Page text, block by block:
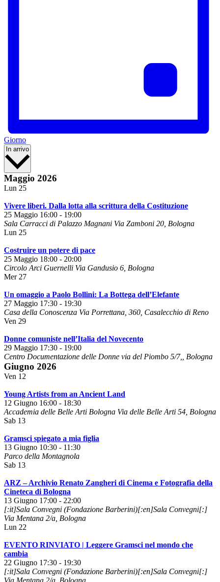
Giorno
In arrivo Seleziona
Maggio 2026
Lun 25
Vivere liberi. Dalla lotta alla scrittura della Costituzione
25 Maggio 16:00 - 19:00
Sala Carracci di Palazzo Magnani Via Zamboni 20, Bologna
Lun 25
Costruire un potere di pace
25 Maggio 18:00 - 20:00
Circolo Arci Guernelli Via Gandusio 6, Bologna
Mer 27
Un omaggio a Paolo Bollini: La Bottega dell’Elefante
27 Maggio 17:30 - 19:30
Casa della Conoscenza Via Porrettana, 360, Casalecchio di Reno
Ven 29
Donne comuniste nell’Italia del Novecento
29 Maggio 17:30 - 19:00
Centro Documentazione delle Donne via del Piombo 5/7,, Bologna
Giugno 2026
Ven 12
Young Artists from an Ancient Land
12 Giugno 16:00 - 18:30
Accademia delle Belle Arti Bologna Via delle Belle Arti 54, Bologna
Sab 13
Gramsci spiegato a mia figlia
13 Giugno 10:30 - 11:30
Parco della Montagnola
Sab 13
ARZ – Archivio Renato Zangheri di Cinema e Fotografia della
Cineteca di Bologna
13 Giugno 17:00 - 22:00
[:it]Sala Convegni (Fondazione Barberini)[:en]Sala Convegni[:]
Via Mentana 2/a, Bologna
Lun 22
EVENTO RINVIATO | Leggere Gramsci nel mondo che
cambia
22 Giugno 17:30 - 19:30
[:it]Sala Convegni (Fondazione Barberini)[:en]Sala Convegni[:]
Via Mentana 2/a, Bologna